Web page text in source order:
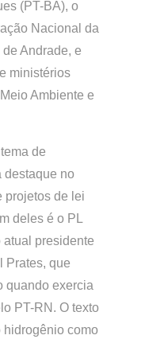
(PT-BA), o
Nacional da
Andrade, e
ministérios
Ambiente e
de
destaque no
projetos de lei
deles é o PL
atual presidente
Prates, que
quando exercia
PT-RN. O texto
como